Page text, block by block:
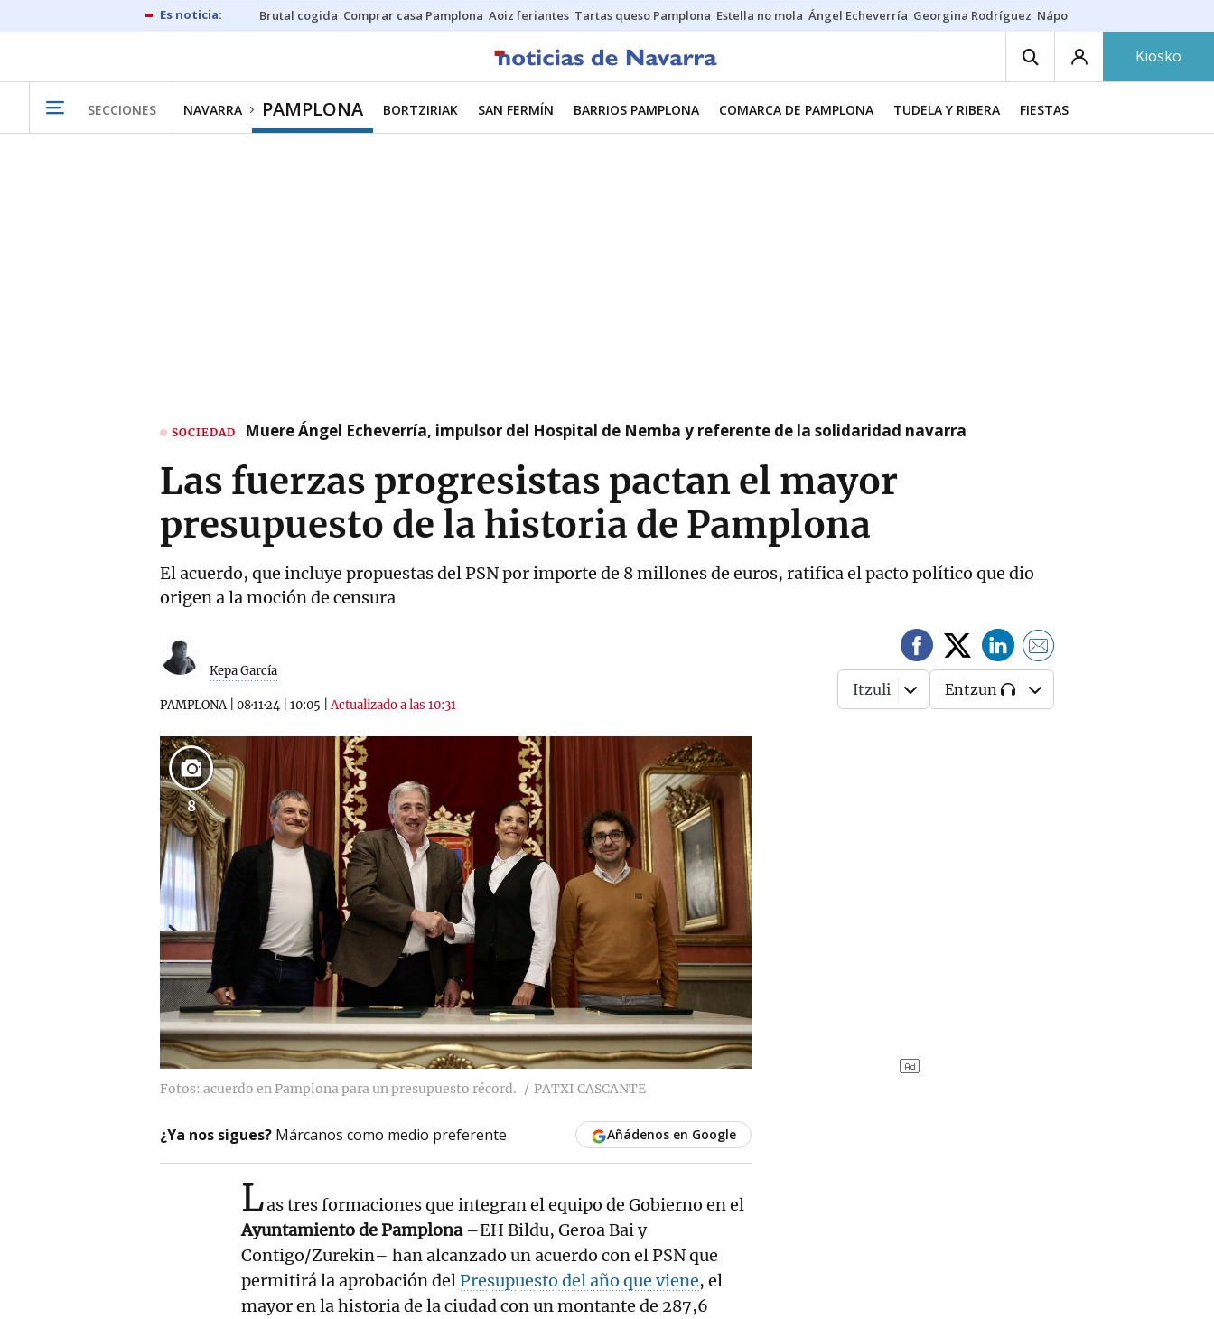
Brutal cogida Comprar casa Pamplona Aoiz feriantes Tartas queso Pamplona Estella no mola Ángel Echeverría Georgina Rodríguez Nápoles - Osasuna
Kiosko
SECCIONES NAVARRA PAMPLONA BORTZIRIAK SAN FERMÍN BARRIOS PAMPLONA COMARCA DE PAMPLONA TUDELA Y RIBERA FIESTAS
SOCIEDAD Muere Ángel Echeverría, impulsor del Hospital de Nemba y referente de la solidaridad navarra
Las fuerzas progresistas pactan el mayor
presupuesto de la historia de Pamplona
El acuerdo, que incluye propuestas del PSN por importe de 8 millones de euros, ratifica el pacto político que dio
origen a la moción de censura
Kepa García
PAMPLONA| 08·11·24 10:05 |Actualizado a las 10:31
Itzuli Entzun
8
Fotos: acuerdo en Pamplona para un presupuesto récord. PATXI CASCANTE
¿Ya nos sigues? Márcanos como medio preferente Añádenos en Google
Las tres formaciones que integran el equipo de Gobierno en el
Ayuntamiento de Pamplona–EH Bildu, Geroa Bai y
Contigo/Zurekin– han alcanzado un acuerdo con el PSN que
permitirá la aprobación delPresupuesto del año que viene, el
mayor en la historia de la ciudad con un montante de 287,6